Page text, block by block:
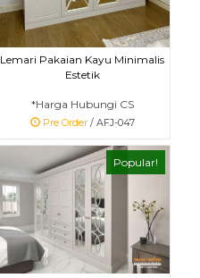
Lemari Pakaian Kayu Minimalis
Estetik
*Harga Hubungi CS
Pre Order/ AFJ-047
Popular!